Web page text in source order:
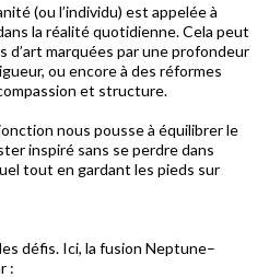
(ou l’individu) est appelée à
la réalité quotidienne. Cela peut
d’art marquées par une profondeur
ou encore à des réformes
et structure.
nous pousse à équilibrer le
inspiré sans se perdre dans
tout en gardant les pieds sur
défis. Ici, la fusion Neptune–
: